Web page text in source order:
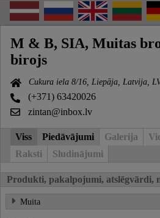
M & B, SIA, Muitas
birojs
Cukura iela 8/16, Liepāja, Latvija,
(+371) 63420026
zintan@inbox.lv
Viss Piedāvājumi Galerija
Raksti
Sludinājumi
Produkti, pakalpojumi, atslēgvārdi,
Muita